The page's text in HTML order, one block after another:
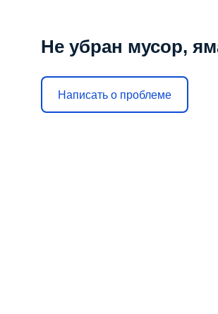
Не убран мусор,
Написать о проблеме